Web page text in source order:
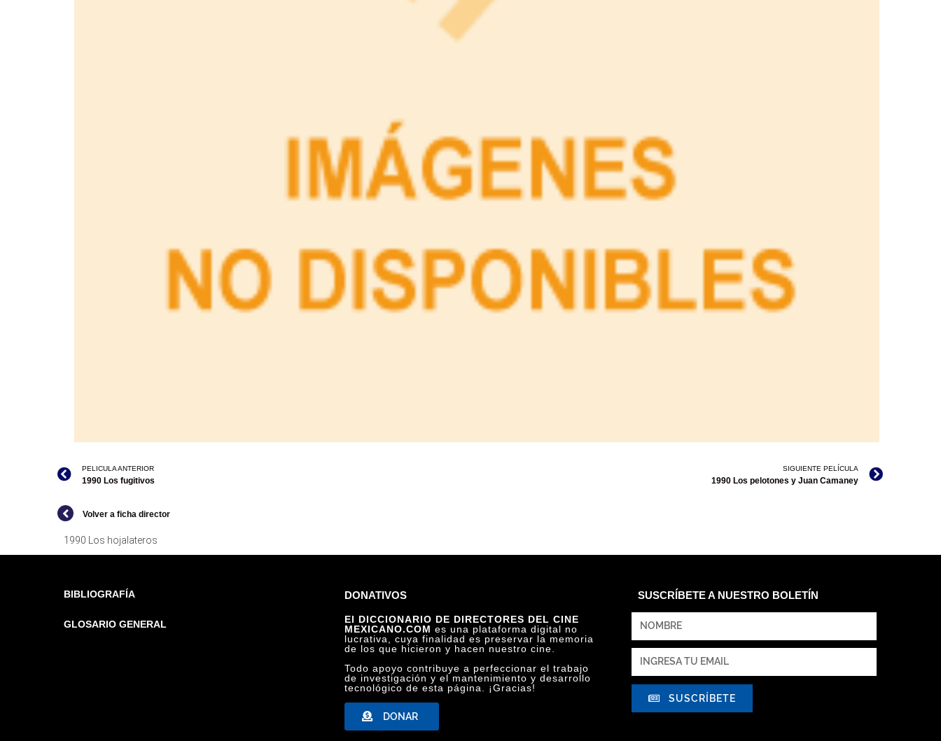
PELICULA ANTERIOR
1990 Los fugitivos
SIGUIENTE PELÍCULA
1990 Los pelotones y Juan Camaney
Volver a ficha director
1990 Los hojalateros
BIBLIOGRAFÍA
GLOSARIO GENERAL
DONATIVOS
El DICCIONARIO DE DIRECTORES DEL CINE
MEXICANO.COM es una plataforma digital no
lucrativa, cuya finalidad es preservar la memoria
de los que hicieron y hacen nuestro cine.
Todo apoyo contribuye a perfeccionar el trabajo
de investigación y el mantenimiento y desarrollo
tecnológico de esta página. ¡Gracias!
DONAR
SUSCRÍBETE A NUESTRO BOLETÍN
SUSCRÍBETE